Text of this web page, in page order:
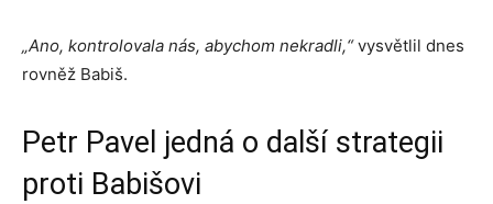
„Ano, kontrolovala nás, abychom nekradli,“vysvětlil dnes
rovněž Babiš.
Petr Pavel jedná o další strategii
proti Babišovi